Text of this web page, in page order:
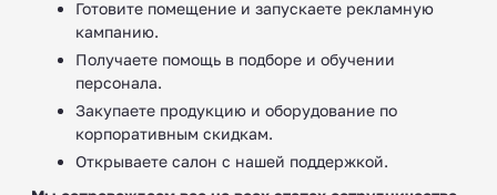
Готовите помещение и запускаете рекламную
кампанию.
Получаете помощь в подборе и обучении
персонала. ‍
Закупаете продукцию и оборудование по
корпоративным скидкам.
Открываете салон с нашей поддержкой.